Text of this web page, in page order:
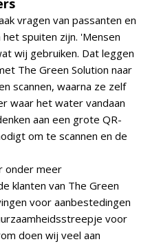
vragen van passanten en
spuiten zijn. 'Mensen
wij gebruiken. Dat leggen
The Green Solution naar
scannen, waarna ze zelf
waar het water vandaan
aan een grote QR-
om te scannen en de
onder meer
klanten van The Green
voor aanbestedingen
voor
doen wij veel aan